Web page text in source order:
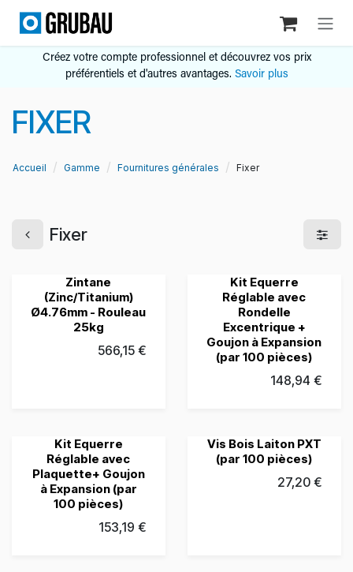
Se rendre au contenu
Créez votre compte professionnel et découvrez vos prix
préférentiels et d'autres avantages. Savoir plus
FIXER
Accueil Gamme Fournitures générales Fixer
Fixer
Zintane
(Zinc/Titanium)
Ø4.76mm - Rouleau
25kg
566,15€
Kit Equerre
Réglable avec
Rondelle
Excentrique +
Goujon à Expansion
(par 100 pièces)
148,94 €
Kit Equerre
Réglable avec
Plaquette+ Goujon
à Expansion (par
100 pièces)
153,19 €
Vis Bois Laiton PXT
(par 100 pièces)
27,20€